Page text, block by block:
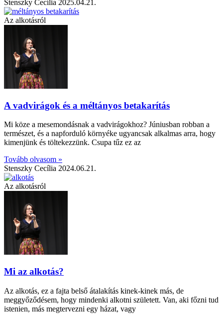
Stenszky Cecília 2025.04.21.
Az alkotásról
A vadvirágok és a méltányos betakarítás
Mi köze a mesemondásnak a vadvirágokhoz? Júniusban robban a
természet, és a napforduló környéke ugyancsak alkalmas arra, hogy
kimenjünk és töltekezzünk. Csupa tűz ez az
Tovább olvasom »
Stenszky Cecília 2024.06.21.
Az alkotásról
Mi az alkotás?
Az alkotás, ez a fajta belső átalakítás kinek-kinek más, de
meggyőződésem, hogy mindenki alkotni született. Van, aki főzni tud
istenien, más megtervezni egy házat, vagy